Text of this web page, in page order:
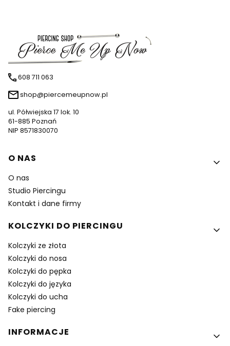
608 711 063
shop@piercemeupnow.pl
ul. Półwiejska 17 lok. 10
61-885 Poznań
NIP 8571830070
Linki w stopce
O NAS
O nas
Studio Piercingu
Kontakt i dane firmy
KOLCZYKI DO PIERCINGU
Kolczyki ze złota
Kolczyki do nosa
Kolczyki do pępka
Kolczyki do języka
Kolczyki do ucha
Fake piercing
INFORMACJE